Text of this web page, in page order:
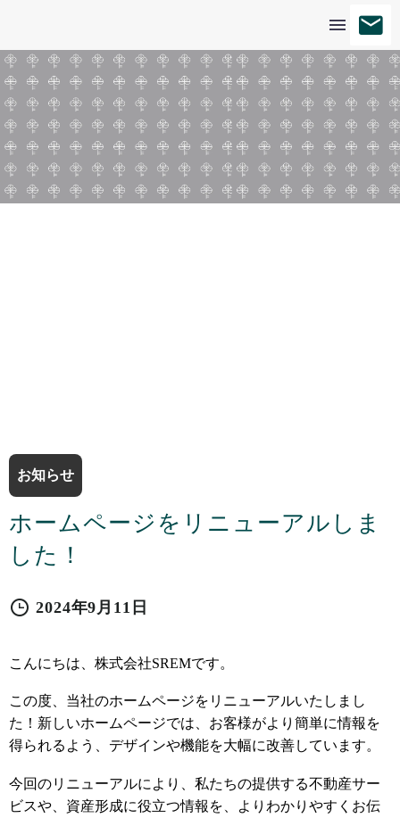
お知らせ
ホームページをリニューアルしま
した！
2024年9月11日
こんにちは、株式会社SREMです。
この度、当社のホームページをリニューアルいたしまし
た！新しいホームページでは、お客様がより簡単に情報を
得られるよう、デザインや機能を大幅に改善しています。
今回のリニューアルにより、私たちの提供する不動産サー
ビスや、資産形成に役立つ情報を、よりわかりやすくお伝